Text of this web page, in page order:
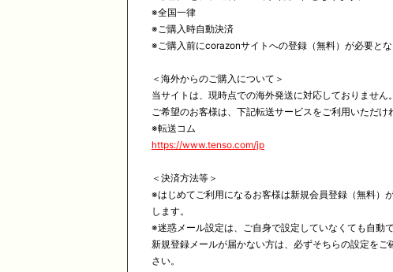
※全国一律
※ご購入時自動決済
※ご購入前にcorazonサイトへの登録（無料）が必要とな
＜海外からのご購入について＞
当サイトは、現時点での海外発送に対応しておりません。
ご希望のお客様は、下記転送サービスをご利用いただけ
※転送コム
https://www.tenso.com/jp
＜決済方法等＞
※はじめてご利用になるお客様は新規会員登録（無料
します。
※迷惑メール設定は、ご自身で設定していなくても自動
新規登録メールが届かない方は、必ずそちらの設定を
さい。